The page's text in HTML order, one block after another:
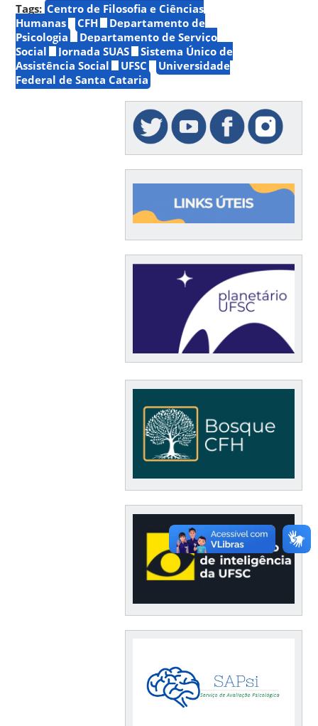
Tags: Centro de Filosofia e Ciências
Humanas
CFH
Departamento de
Psicologia
Departamento de Serviço
Social
Jornada SUAS
Sistema Único de
Assistência Social
UFSC
Universidade
Federal de Santa Cataria